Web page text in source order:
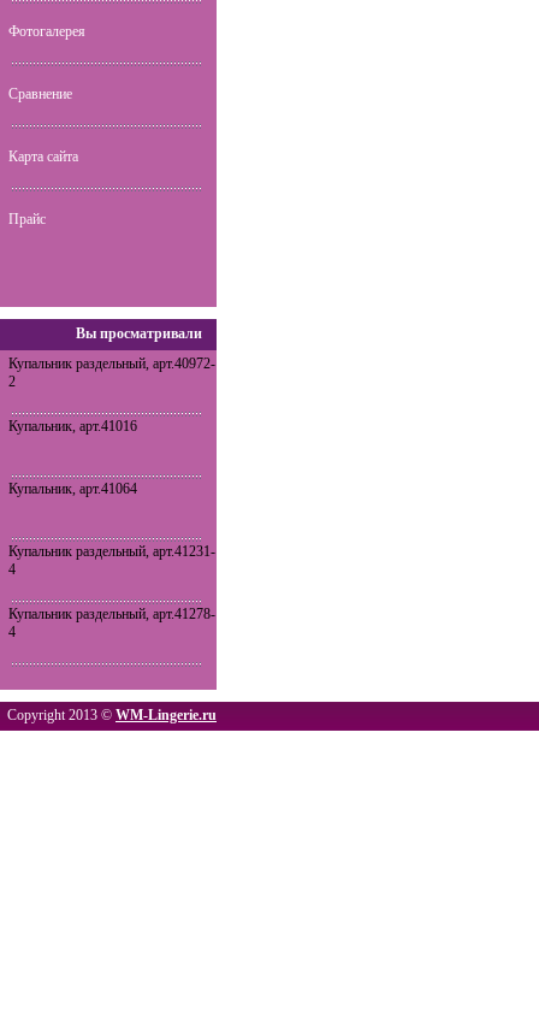
Фотогалерея
Сравнение
Карта сайта
Прайс
Вы просматривали
Купальник раздельный, арт.40972-
2
Купальник, арт.41016
Купальник, арт.41064
Купальник раздельный, арт.41231-
4
Купальник раздельный, арт.41278-
4
Copyright 2013 © WM-Lingerie.ru